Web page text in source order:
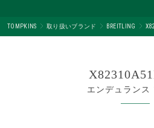
TOMPKINS 取り扱いブランド BREITLING
エンデュランス